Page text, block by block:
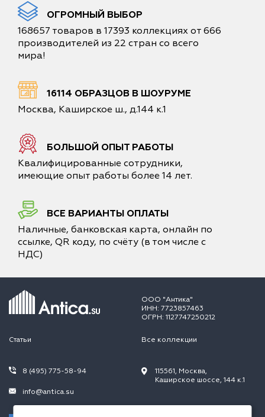
ОГРОМНЫЙ ВЫБОР
168657 товаров в 17393 коллекциях от 666
производителей из 22 стран со всего
мира!
16114 ОБРАЗЦОВ В ШОУРУМЕ
Москва, Каширское ш., д.144 к.1
БОЛЬШОЙ ОПЫТ РАБОТЫ
Квалифицированные сотрудники,
имеющие опыт работы более 14 лет.
ВСЕ ВАРИАНТЫ ОПЛАТЫ
Наличные, банковская карта, онлайн по
ссылке, QR коду, по счёту (в том числе с
НДС)
ООО "Антика"
ИНН: 7723857463
ОГРН: 1127747250212
Статьи Все коллекции
8 (495) 775-58-94
info@antica.su
115561, Москва,
Каширское шоссе, 144 к.1